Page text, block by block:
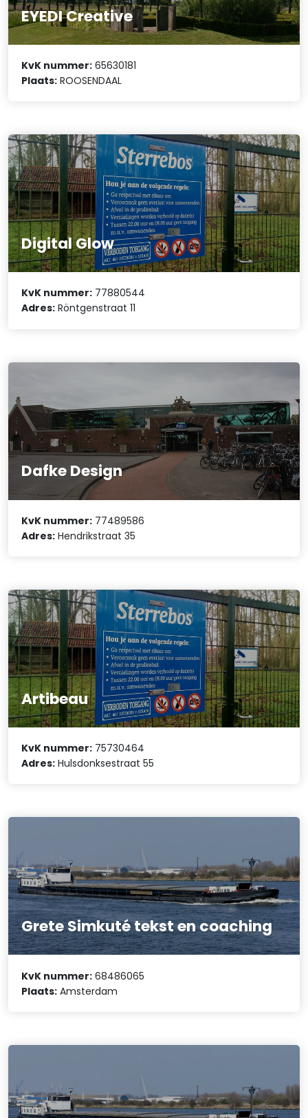
EYEDI Creative
KvK nummer: 65630181
Plaats: ROOSENDAAL
Digital Glow
KvK nummer: 77880544
Adres: Röntgenstraat 11
Dafke Design
KvK nummer: 77489586
Adres: Hendrikstraat 35
Artibeau
KvK nummer: 75730464
Adres: Hulsdonksestraat 55
Grete Simkuté tekst en coaching
KvK nummer: 68486065
Plaats: Amsterdam